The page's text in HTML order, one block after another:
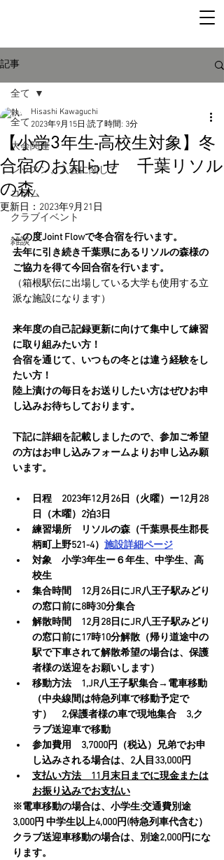
記事
全て
大会関連
レッスン、入会に関して
コラム
クラブイベント
雑談
全て
【小学3年生-高校生対象】冬
合宿のお知らせ 千葉リソル
の森
Hisashi Kawaguchi
2023年9月15日 読了時間: 3分
更新日： 2023年9月21日
この度Joint Flowで冬合宿を行います。
去年に引き続き千葉県にあるリソルの森様の
ご協力を得て今回合宿を行います。
（箱根駅伝に出場している大学も使用する立
派な施設になります）
来年度の自己記録更新に向けて集中して練習
に取り組みたい方！
合宿を通じて、いつもの冬とは違う経験をし
たい方！
陸上漬けの毎日をお送りしたい方はぜひお申
し込みお待ちしております。
下記に詳細を記載しましたので、参加ご希望
の方はお申し込みフォームよりお申し込み願
います。
日程　2023年12月26日（火曜）ー12月28
日（木曜）2泊3日
練習場所　リソルの森（千葉県長生郡長
柄町上野521-4） 施設詳細ページ
対象　小学3年生ー６年生、中学生、高
校生
集合時間　12月26日にJR八王子駅みどり
の窓口前に8時30分集合
解散時間　12月28日にJR八王子駅みどり
の窓口前に17時10分解散（帰り道途中の
駅で下車されて解散希望の場合は、保護
者様の送迎をお願いします）
移動方法　1,JR八王子駅集合→電車移動
（中央線間は特急列車で移動予定で
す）　2,保護者様の車で現地集合　3,ク
ラブ送迎車で移動
参加費用　3,7000円（税込）兄弟でお申
し込みされる場合は、2人目33,000円
支払い方法　11月末日までに現金または
お振り込みでお支払い
※電車移動の場合は、小学生:交通費別途
3,000円 中学生以上4,000円(特急列車代含む）
クラブ送迎車移動の場合は、別途2,000円にな
ります。